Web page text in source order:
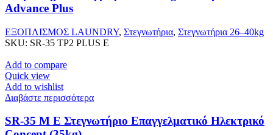
Advance Plus
ΕΞΟΠΛΙΣΜΟΣ LAUNDRY, Στεγνωτήρια, Στεγνωτήρια 26–40kg
SKU: SR-35 TP2 PLUS E
Add to compare
Quick view
Add to wishlist
Διαβάστε περισσότερα
SR-35 M E Στεγνωτήριο Επαγγελματικό Ηλεκτρικό